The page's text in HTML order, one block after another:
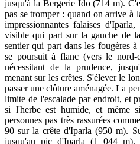
jusqu'à la Bergerie Ido (714 m).
pas se tromper : quand on arrive à
impressionnantes falaises
visible qui part sur la gauche de
sentier qui part dans les fougères
se poursuit à flanc (vers le nord-
nécessitant de la prudence,
menant sur les crêtes. S'élever le
passer une clôture aménagée. La
limite de l'escalade par endroit, et
si l'herbe est humide, et même
personnes pas très rassurées
90 sur la crête d'Iparla (950 m).
jusqu'au pic d'Iparla (1 044